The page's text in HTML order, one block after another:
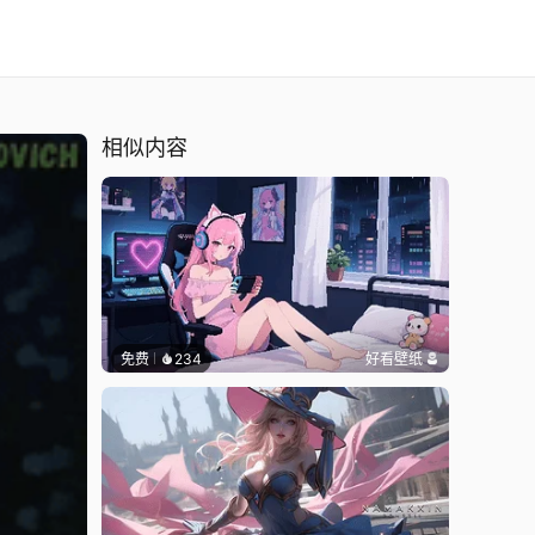
相似内容
免费 234 好看壁纸